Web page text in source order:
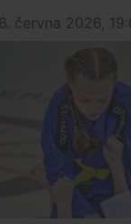
června 2026,